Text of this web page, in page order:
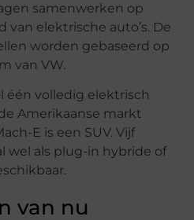
samenwerken op
elektrische auto’s. De
worden gebaseerd op
van VW.
één volledig elektrisch
Amerikaanse markt
E is een SUV. Vijf
wel als plug-in hybride of
van nu